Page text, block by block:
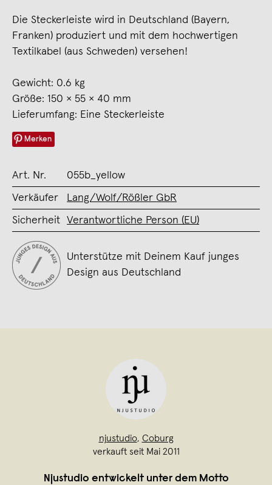
Die Steckerleiste wird in Deutschland (Bayern,
Franken) produziert und mit dem hochwertigen
Textilkabel (aus Schweden) versehen!
Gewicht: 0.6 kg
Größe: 150 × 55 × 40 mm
Lieferumfang: Eine Steckerleiste
Merken
Art. Nr. 055b_yellow
Verkäufer Lang/Wolf/Rößler GbR
Sicherheit Verantwortliche Person (EU)
Unterstütze mit Deinem Kauf junges
Design aus Deutschland
njustudio, Coburg
verkauft seit Mai 2011
Njustudio entwickelt unter dem Motto